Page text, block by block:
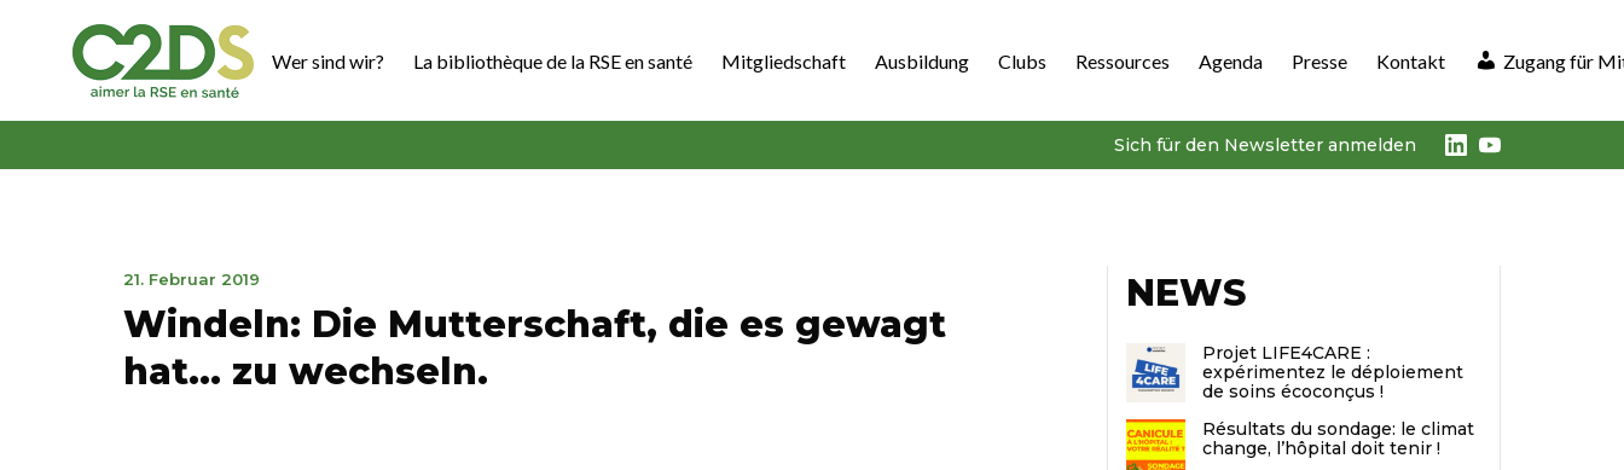
springen
Wer sind wir? La bibliothèque de la RSE en santé Mitgliedschaft Ausbildung Clubs Ressources Agenda Presse Kontakt Zugang für
Sich für den Newsletter anmelden LinkedIn
Youtube
21. Februar 2019
2025
Windeln: Die Mutterschaft, die es gewagt
hat... zu wechseln.
NEWS
Projet LIFE4CARE :
expérimentez le déploiement
de soins écoconçus !
Résultats du sondage: le climat
change, l’hôpital doit tenir !